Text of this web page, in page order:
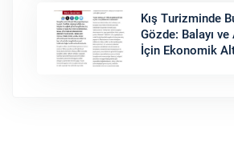
Kış Turizminde
Gözde: Balayı
İçin Ekonomik